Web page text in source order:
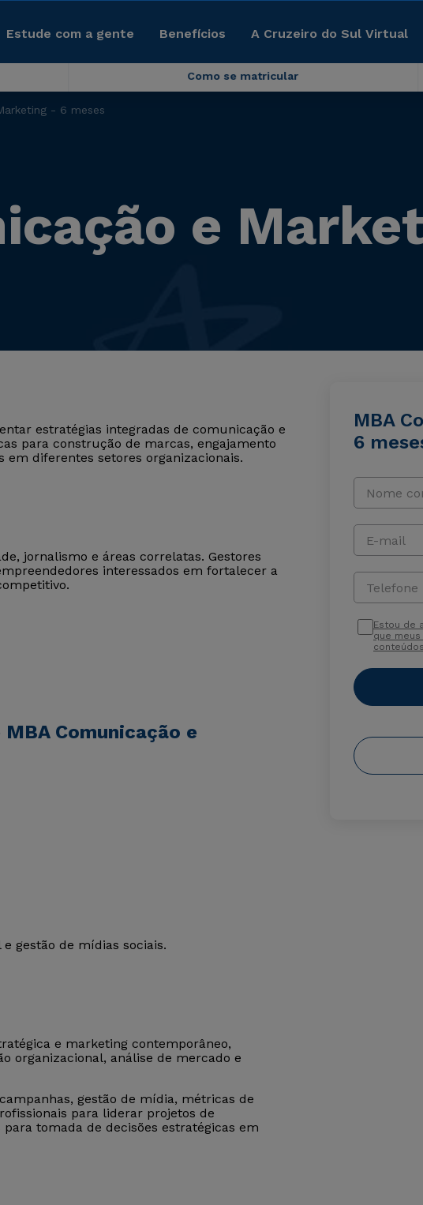
Estude com a gente Benefícios A Cruzeiro do Sul Virtual
Como se matricular
- 6 meses
e
estratégias integradas de comunicação e
para construção de marcas, engajamento
diferentes setores organizacionais.
jornalismo e áreas correlatas. Gestores
interessados em fortalecer a
Comunicação e
gestão de mídias sociais.
e marketing contemporâneo,
organizacional, análise de mercado e
gestão de mídia, métricas de
para liderar projetos de
tomada de decisões estratégicas em
MBA
6
Nome
E-mail
Telefone
Estou de
que